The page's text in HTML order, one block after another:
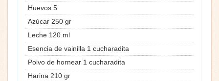
Huevos 5
Azúcar 250 gr
Leche 120 ml
Esencia de vainilla 1 cucharadita
Polvo de hornear 1 cucharadita
Harina 210 gr